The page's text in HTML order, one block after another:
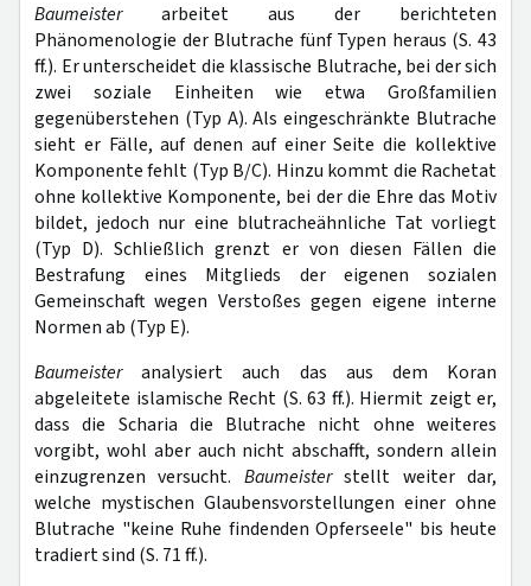
Baumeister arbeitet aus der berichteten
Phänomenologie der Blutrache fünf Typen heraus (S. 43
ff.). Er unterscheidet die klassische Blutrache, bei der sich
zwei soziale Einheiten wie etwa Großfamilien
gegenüberstehen (Typ A). Als eingeschränkte Blutrache
sieht er Fälle, auf denen auf einer Seite die kollektive
Komponente fehlt (Typ B/C). Hinzu kommt die Rachetat
ohne kollektive Komponente, bei der die Ehre das Motiv
bildet, jedoch nur eine blutracheähnliche Tat vorliegt
(Typ D). Schließlich grenzt er von diesen Fällen die
Bestrafung eines Mitglieds der eigenen sozialen
Gemeinschaft wegen Verstoßes gegen eigene interne
Normen ab (Typ E).
Baumeisteranalysiert auch das aus dem Koran
abgeleitete islamische Recht (S. 63 ff.). Hiermit zeigt er,
dass die Scharia die Blutrache nicht ohne weiteres
vorgibt, wohl aber auch nicht abschafft, sondern allein
einzugrenzen versucht. Baumeisterstellt weiter dar,
welche mystischen Glaubensvorstellungen einer ohne
Blutrache "keine Ruhe findenden Opferseele" bis heute
tradiert sind (S. 71 ff.).